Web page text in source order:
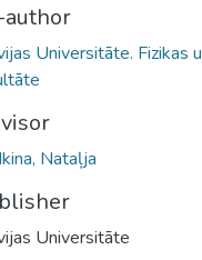
author
Universitāte. Fizikas
Nataļja
Universitāte